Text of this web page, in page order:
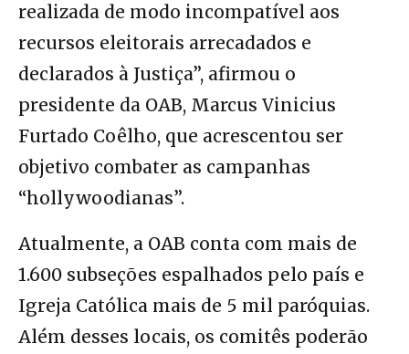
realizada de modo incompatível aos
recursos eleitorais arrecadados e
declarados à Justiça”, afirmou o
presidente da OAB, Marcus Vinicius
Furtado Coêlho, que acrescentou ser
objetivo combater as campanhas
“hollywoodianas”.
Atualmente, a OAB conta com mais de
1.600 subseções espalhados pelo país e
Igreja Católica mais de 5 mil paróquias.
Além desses locais, os comitês poderão